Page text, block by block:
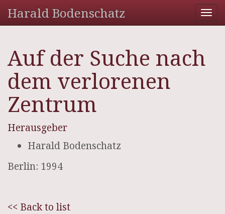
Harald Bodenschatz
Auf der Suche nach
dem verlorenen
Zentrum
Herausgeber
Harald Bodenschatz
Berlin: 1994
<< Back to list